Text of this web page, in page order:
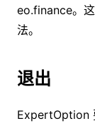
eo.finance。
法。
退出
ExpertOption